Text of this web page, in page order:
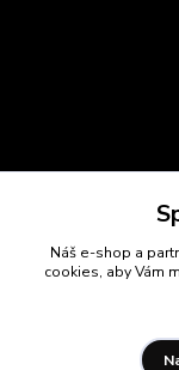
Náš e-shop a
cookies, aby Vám